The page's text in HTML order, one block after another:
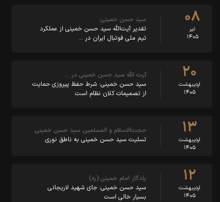
۰۸
تیر
۱۴۰۵
سید حسن خمینی:
تقدیر آیت‌الله سید حسن خمینی از عملکرد
تیم ملی فوتبال ایران در …
۲۰
اردیبهشت
۱۴۰۵
آیت الله سید حسن خمینی در …
سید حسن خمینی: شرط حفظ پیروزی حمایت
از تصمیمات کلان نظام است
۱۳
اردیبهشت
۱۴۰۵
حجت‌الاسلام و المسلمین سید حسن خمینی
تسلیت سید حسن خمینی به ناطق نوری
۱۲
اردیبهشت
۱۴۰۵
یادگار امام خمینی (ره)
سید حسن خمینی: جای شهید لاریجانی
بسیار خالی است